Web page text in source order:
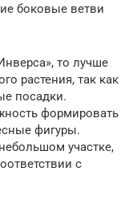
боковые ветви
то лучше
растения, так как
посадки.
формировать
фигуры.
участке,
с